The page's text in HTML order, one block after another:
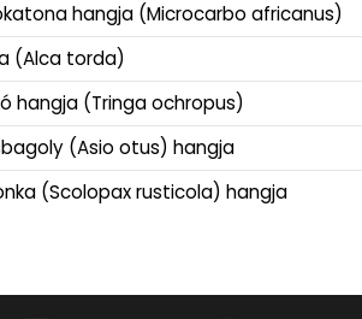
hangja (Microcarbo africanus)
(Alca torda)
hangja (Tringa ochropus)
(Asio otus) hangja
(Scolopax rusticola) hangja